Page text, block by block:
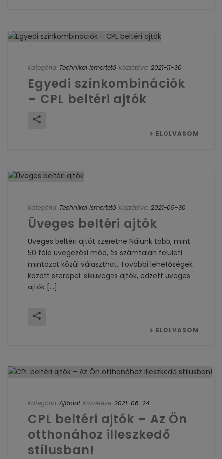
Kategória: Technikai ismertető Közzétéve: 2021-11-30
Egyedi színkombinációk
– CPL beltéri ajtók
ELOLVASOM
Kategória: Technikai ismertető Közzétéve: 2021-09-30
Üveges beltéri ajtók
Üveges beltéri ajtót szeretne Nálunk több, mint
50 féle üvegezési mód, és számtalan felületi
mintázat közül választhat. További lehetőségek
között szerepel: síküveges ajtók, edzett üveges
ajtók [...]
ELOLVASOM
Kategória: Ajánlat Közzétéve: 2021-06-24
CPL beltéri ajtók – Az Ön
otthonához illeszkedő
stílusban!